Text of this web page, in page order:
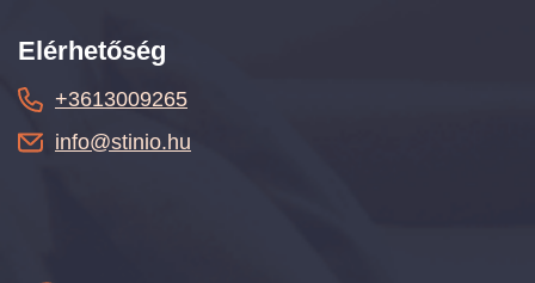
Elérhetőség
+3613009265
info@stinio.hu